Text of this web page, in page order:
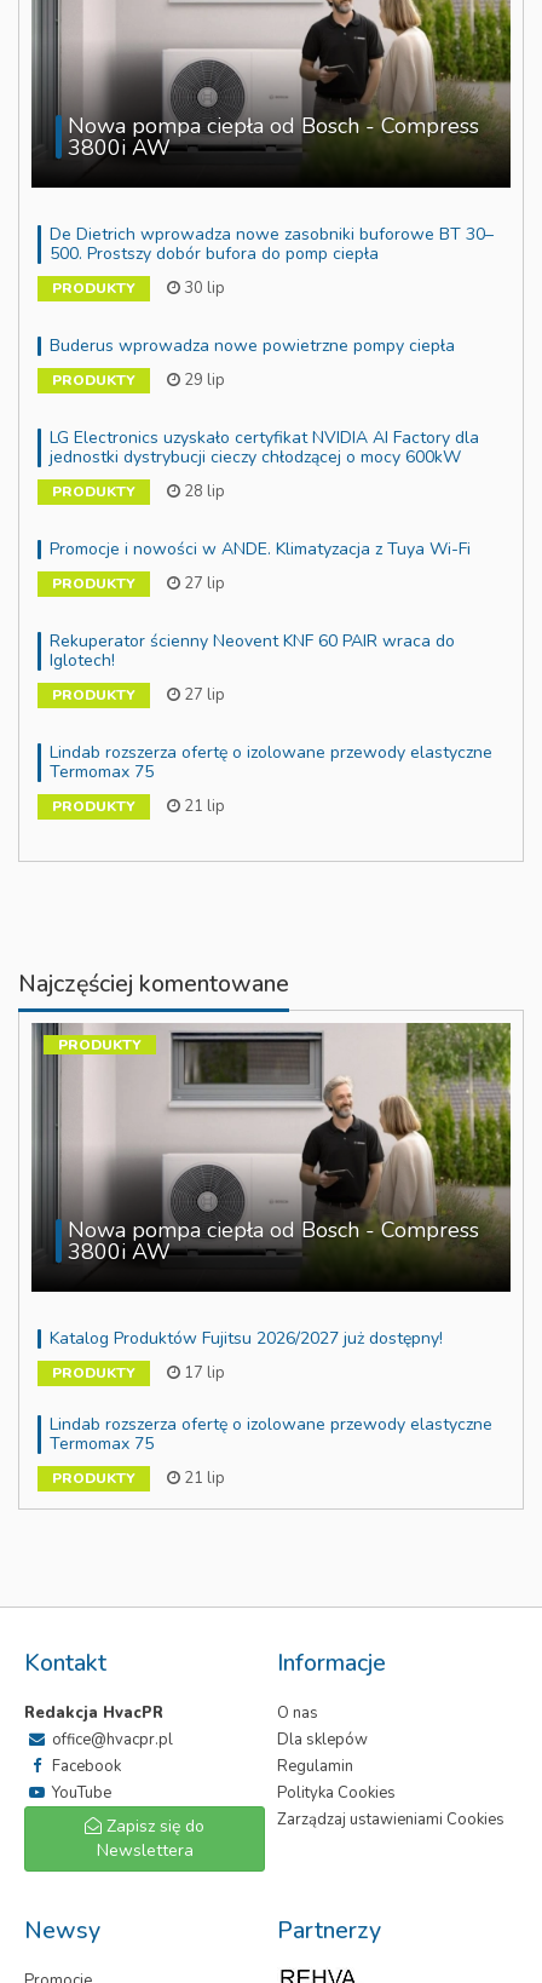
Nowa pompa ciepła od Bosch - Compress
3800i AW
De Dietrich wprowadza nowe zasobniki buforowe BT 30–
500. Prostszy dobór bufora do pomp ciepła
PRODUKTY 30 lip
Buderus wprowadza nowe powietrzne pompy ciepła
PRODUKTY 29 lip
LG Electronics uzyskało certyfikat NVIDIA AI Factory dla
jednostki dystrybucji cieczy chłodzącej o mocy 600kW
PRODUKTY 28 lip
Promocje i nowości w ANDE. Klimatyzacja z Tuya Wi-Fi
PRODUKTY 27 lip
Rekuperator ścienny Neovent KNF 60 PAIR wraca do
Iglotech!
PRODUKTY 27 lip
Lindab rozszerza ofertę o izolowane przewody elastyczne
Termomax 75
PRODUKTY 21 lip
Najczęściej komentowane
Nowa pompa ciepła od Bosch - Compress
3800i AW
PRODUKTY
Katalog Produktów Fujitsu 2026/2027 już dostępny!
PRODUKTY 17 lip
Lindab rozszerza ofertę o izolowane przewody elastyczne
Termomax 75
PRODUKTY 21 lip
Kontakt
Redakcja HvacPR
office@hvacpr.pl
Facebook
YouTube
Zapisz się do
Newslettera
Informacje
O nas
Dla sklepów
Regulamin
Polityka Cookies
Zarządzaj ustawieniami Cookies
Newsy Partnerzy